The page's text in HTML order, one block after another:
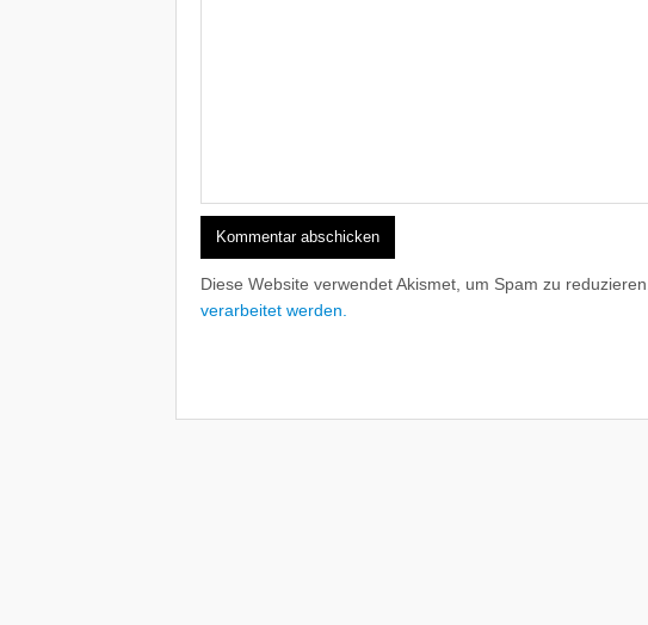
Diese Website verwendet Akismet, um Spam zu reduzieren.
verarbeitet werden.